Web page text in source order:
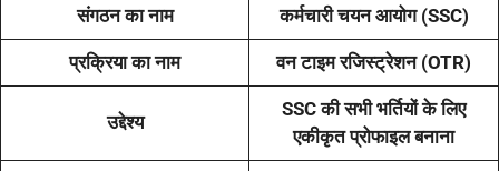
संगठन का नाम कर्मचारी चयन आयोग (SSC)
प्रक्रिया का नाम वन टाइम रजिस्ट्रेशन (OTR)
उद्देश्य
SSC की सभी भर्तियों के लिए
एकीकृत प्रोफाइल बनाना